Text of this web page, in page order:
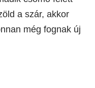
a szár, akkor
még fognak új